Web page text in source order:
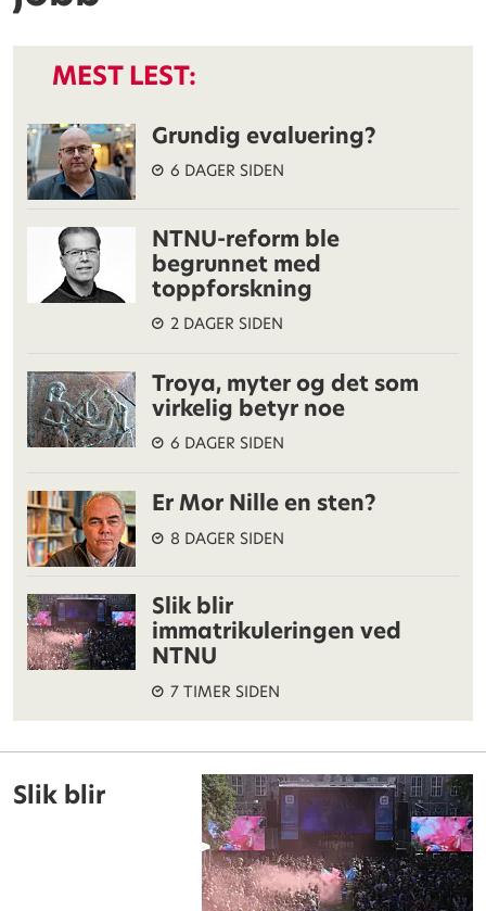
MEST LEST:
Grundig evaluering?
6 DAGER SIDEN
NTNU-reform ble
begrunnet med
toppforskning
2 DAGER SIDEN
Troya, myter og det som
virkelig betyr noe
6 DAGER SIDEN
Er Mor Nille en sten?
8 DAGER SIDEN
Slik blir
immatrikuleringen ved
NTNU
7 TIMER SIDEN
Slik blir